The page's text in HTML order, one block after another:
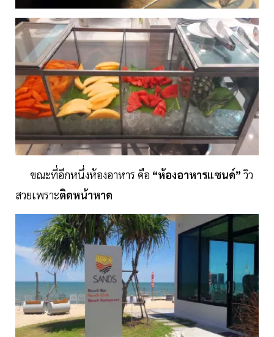
ขณะที่อีกหนึ่งห้องอาหาร คือ “ห้องอาหารแซนด์” วิว
สวยเพราะติดหน้าหาด